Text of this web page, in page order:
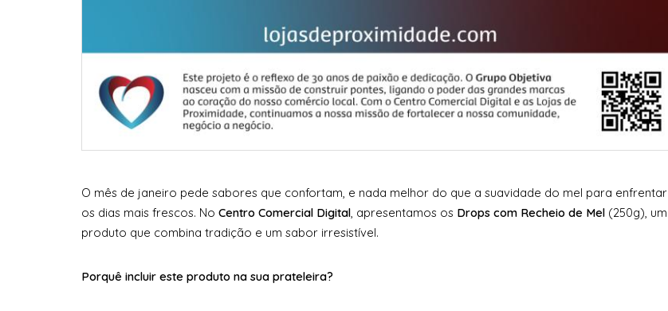
O mês de janeiro pede sabores que confortam, e nada melhor do que a suavidade do mel para enfrentar
os dias mais frescos. No Centro Comercial Digital , apresentamos os Drops com Recheio de Mel (250g), um
produto que combina tradição e um sabor irresistível.
Porquê incluir este produto na sua prateleira?